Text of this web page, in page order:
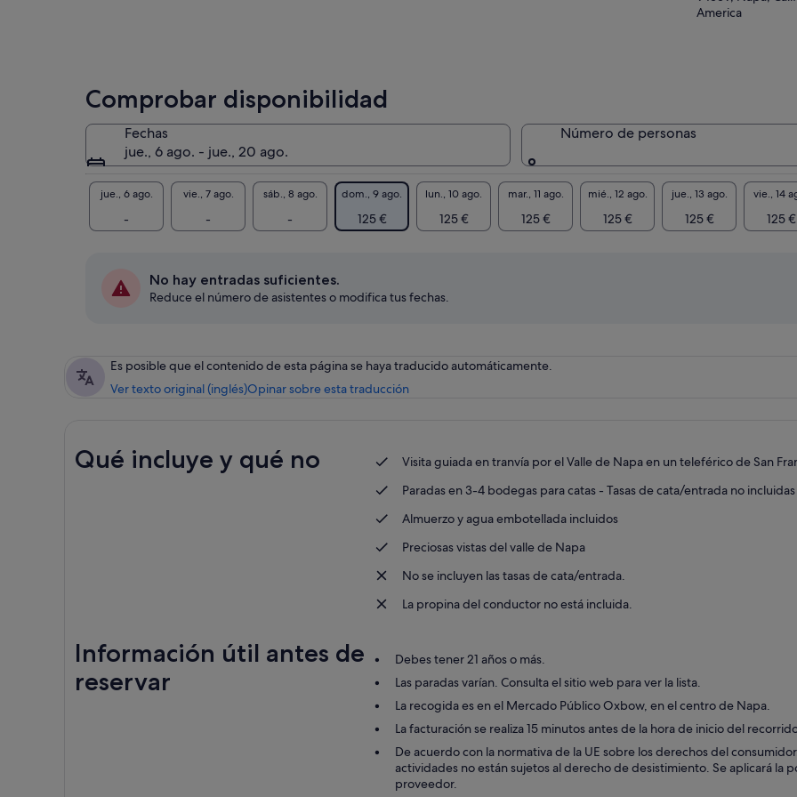
America
Comprobar disponibilidad
Fechas
jue., 6 ago. - jue., 20 ago.
Número de personas
jue., 6 ago.
-
vie., 7 ago.
-
sáb., 8 ago.
-
dom., 9 ago.
125 €
lun., 10 ago.
125 €
mar., 11 ago.
125 €
mié., 12 ago.
125 €
jue., 13 ago.
125 €
vie., 14
125 €
No hay entradas suficientes.
Reduce el número de asistentes o modifica tus fechas.
Es posible que el contenido de esta página se haya traducido automáticamente.
Ver texto original (inglés)Opinar sobre esta traducciónSe
nueva
Qué incluye y qué no
Visita guiada en tranvía por el Valle de Napa en un teleférico de San
Paradas en 3-4 bodegas para catas - Tasas de cata/entrada no
Almuerzo y agua embotellada incluidos
Preciosas vistas del valle de Napa
No se incluyen las tasas de cata/entrada.
La propina del conductor no está incluida.
Información útil antes de
reservar
Debes tener 21 años o más.
Las paradas varían. Consulta el sitio web para ver la lista.
La recogida es en el Mercado Público Oxbow, en el centro de Napa.
La facturación se realiza 15 minutos antes de la hora de inicio del
De acuerdo con la normativa de la UE sobre los derechos del
actividades no están sujetos al derecho de desistimiento. Se aplicará la
proveedor.